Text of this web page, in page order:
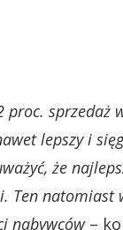
proc. sprzedaż
lepszy i
że
Ten
nabywców–